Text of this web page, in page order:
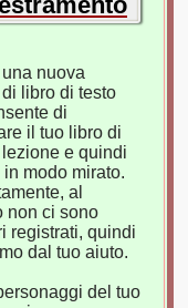
nuova
libro di testo
di
il tuo libro di
e quindi
in modo mirato.
al
non ci sono
registrati, quindi
dal tuo aiuto.
del tuo